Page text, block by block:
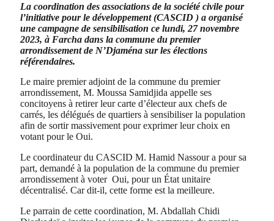
La coordination des associations de la société civile pour
l’initiative pour le développement (CASCID ) a organisé
une campagne de sensibilisation ce lundi, 27 novembre
2023, à Farcha dans la commune du premier
arrondissement de N’Djaména sur les élections
référendaires.
Le maire premier adjoint de la commune du premier
arrondissement, M. Moussa Samidjida appelle ses
concitoyens à retirer leur carte d’électeur aux chefs de
carrés, les délégués de quartiers à sensibiliser la population
afin de sortir massivement pour exprimer leur choix en
votant pour le Oui.
Le coordinateur du CASCID M. Hamid Nassour a pour sa
part, demandé à la population de la commune du premier
arrondissement à voter Oui, pour un État unitaire
décentralisé. Car dit-il, cette forme est la meilleure.
Le parrain de cette coordination, M. Abdallah Chidi